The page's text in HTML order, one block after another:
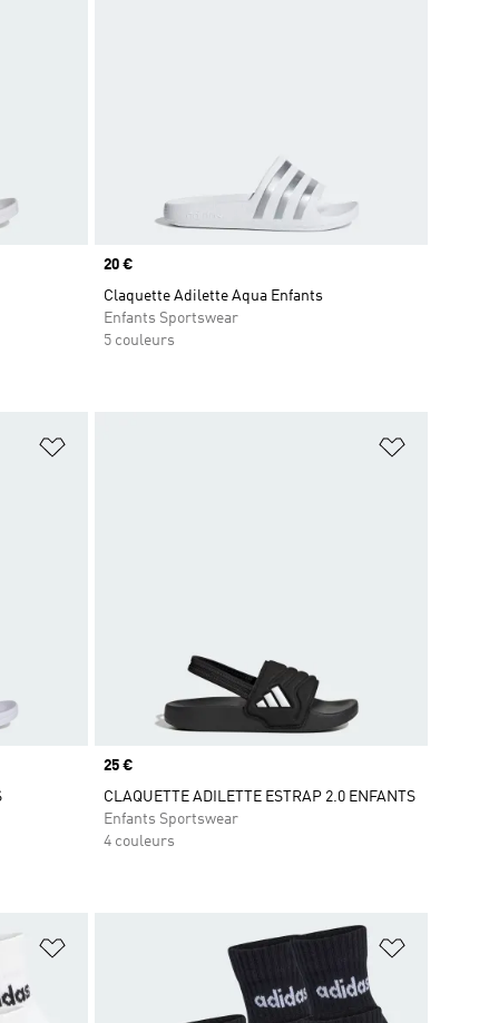
Prix
20 €
Claquette Adilette Aqua Enfants
Enfants Sportswear
5 couleurs
Prix
25 €
CLAQUETTE ADILETTE ESTRAP 2.0 ENFANTS
Enfants Sportswear
4 couleurs
Ajouter à la Liste de produits favoris